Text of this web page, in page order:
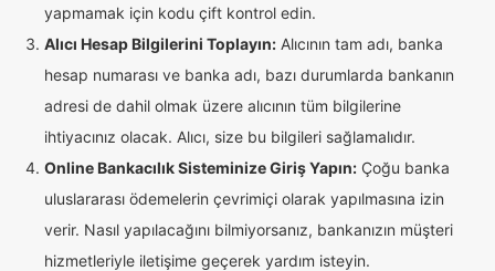
yapmamak için kodu çift kontrol edin.
Alıcı Hesap Bilgilerini Toplayın: Alıcının tam adı, banka
hesap numarası ve banka adı, bazı durumlarda bankanın
adresi de dahil olmak üzere alıcının tüm bilgilerine
ihtiyacınız olacak. Alıcı, size bu bilgileri sağlamalıdır.
Online Bankacılık Sisteminize Giriş Yapın: Çoğu banka
uluslararası ödemelerin çevrimiçi olarak yapılmasına izin
verir. Nasıl yapılacağını bilmiyorsanız, bankanızın müşteri
hizmetleriyle iletişime geçerek yardım isteyin.